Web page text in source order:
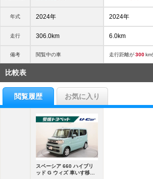
年式
走行
備考
2024年
306.0km
閲覧中の車
2024年
6.0km
走行距離が300km
比較表
閲覧履歴 お気に入り
スペーシア 660 ハイブリ
ッド G ウィズ 車いす移動